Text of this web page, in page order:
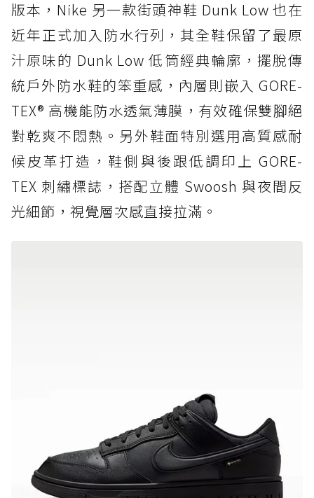
版本，Nike 另一款街頭神鞋 Dunk Low 也在
近年正式加入防水行列，其全鞋保留了最原
汁原味的 Dunk Low 低筒經典輪廓，擺脫傳
統戶外防水鞋的笨重感，內層則嵌入 GORE-
TEX® 高機能防水透氣薄膜，有效確保雙腳絕
對乾爽不悶熱。另外鞋面特別選用高質感耐
候皮革打造，鞋側與後跟低調印上 GORE-
TEX 刺繡標誌，搭配立體 Swoosh 與夜間反
光細節，視覺層次感直接拉滿。